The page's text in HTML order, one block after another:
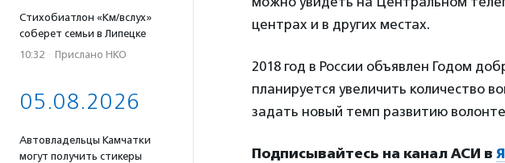
Стихобиатлон «Км/вслух»
соберет семьи в Липецке
10:32 · Прислано НКО
05.08.2026
Автовладельцы Камчатки
могут получить стикеры
центрах и в других местах.
2018 год в России объявлен Годом
планируется увеличить количество
задать новый темп развитию
Подписывайтесь на канал АСИ в